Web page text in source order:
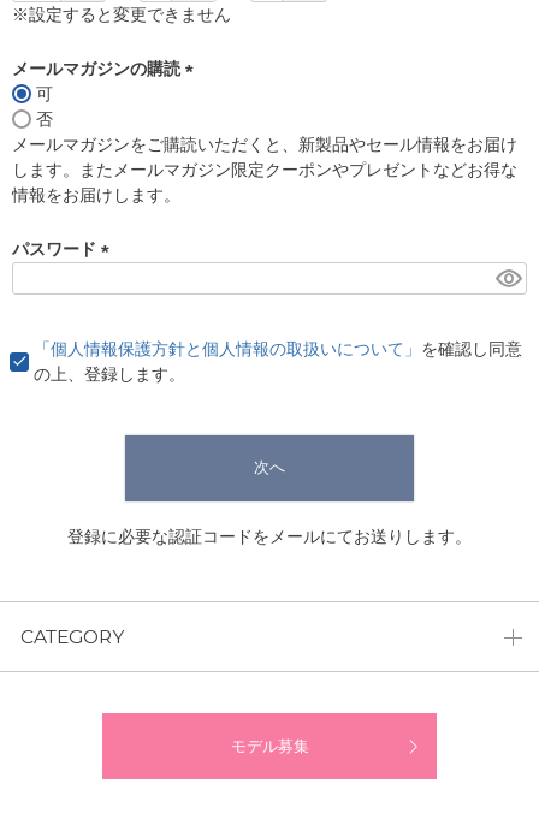
※設定すると変更できません
メールマガジンの購読
須
)
可
否
メールマガジンをご購読いただくと、新製品やセール情報をお届け
します。またメールマガジン限定クーポンやプレゼントなどお得な
情報をお届けします。
パスワード
)
「個人情報保護方針と個人情報の取扱いについて」 を確認し同意
の上、登録します。
次へ
登録に必要な認証コードをメールにてお送りします。
CATEGORY
モデル募集